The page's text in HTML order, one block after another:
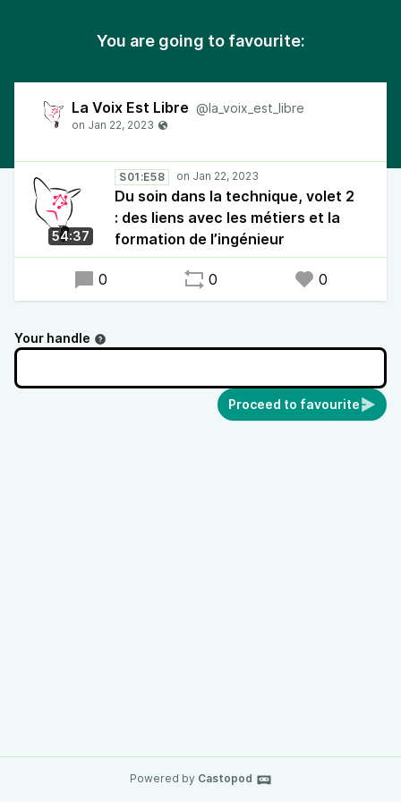
You are going to favourite:
La Voix Est Libre @la_voix_est_libre
54:37
S01:E58
Du soin dans la technique, volet 2
: des liens avec les métiers et la
formation de l’ingénieur
0 0 0
Your handle
Proceed to favourite
Powered by Castopod